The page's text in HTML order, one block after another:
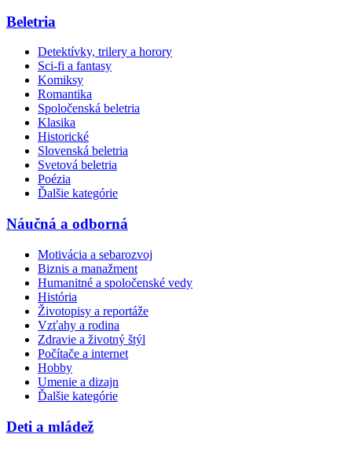
Beletria
Detektívky, trilery a horory
Sci-fi a fantasy
Komiksy
Romantika
Spoločenská beletria
Klasika
Historické
Slovenská beletria
Svetová beletria
Poézia
Ďalšie kategórie
Náučná a odborná
Motivácia a sebarozvoj
Biznis a manažment
Humanitné a spoločenské vedy
História
Životopisy a reportáže
Vzťahy a rodina
Zdravie a životný štýl
Počítače a internet
Hobby
Umenie a dizajn
Ďalšie kategórie
Deti a mládež